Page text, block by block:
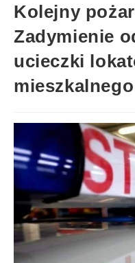
Kolejny
Zadymienie
ucieczki
mieszkalnego